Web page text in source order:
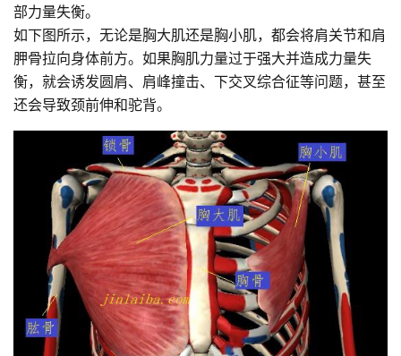
部力量失衡。
如下图所示，无论是胸大肌还是胸小肌，都会将肩关节和肩
胛骨拉向身体前方。如果胸肌力量过于强大并造成力量失
衡，就会诱发圆肩、肩峰撞击、下交叉综合征等问题，甚至
还会导致颈前伸和驼背。